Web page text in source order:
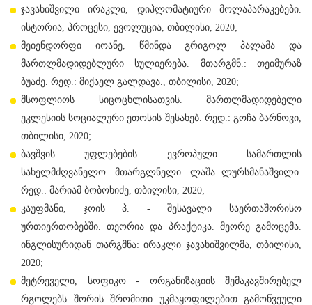
ჯავახიშვილი ირაკლი, დიპლომატიური მოლაპარაკებები.
ისტორია, პროცესი, ევოლუცია, თბილისი, 2020;
მეიენდორფი იოანე, წმინდა გრიგოლ პალამა და
მართლმადიდებლური სულიერება. მთარგმნ.: თეიმურაზ
ბუაძე. რედ.: მიქაელ გალდავა., თბილისი, 2020;
მსოფლიოს სიცოცხლისათვის. მართლმადიდებელი
ეკლესიის სოციალური ეთოსის შესახებ. რედ.: გოჩა ბარნოვი,
თბილისი, 2020;
ბავშვის უფლებების ევროპული სამართლის
სახელმძღვანელო. მთარგლნელი: ლაშა ლურსმანაშვილი.
რედ.: მარიამ ბობოხიძე, თბილისი, 2020;
კაუფმანი, ჯოის პ. - შესავალი საერთაშორისო
ურთიერთობებში. თეორია და პრაქტიკა. მეორე გამოცემა.
ინგლისურიდან თარგმნა: ირაკლი ჯავახიშვილმა, თბილისი,
2020;
მეტრეველი, სოფიკო - ორგანიზაციის შემაკავშირებელ
რგოლებს შორის შრომითი უკმაყოფილებით გამოწვეული